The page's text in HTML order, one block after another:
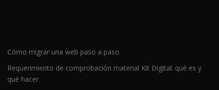
Cómo migrar una web paso a paso
Requerimiento de comprobación material Kit Digital: qué es y
qué hacer